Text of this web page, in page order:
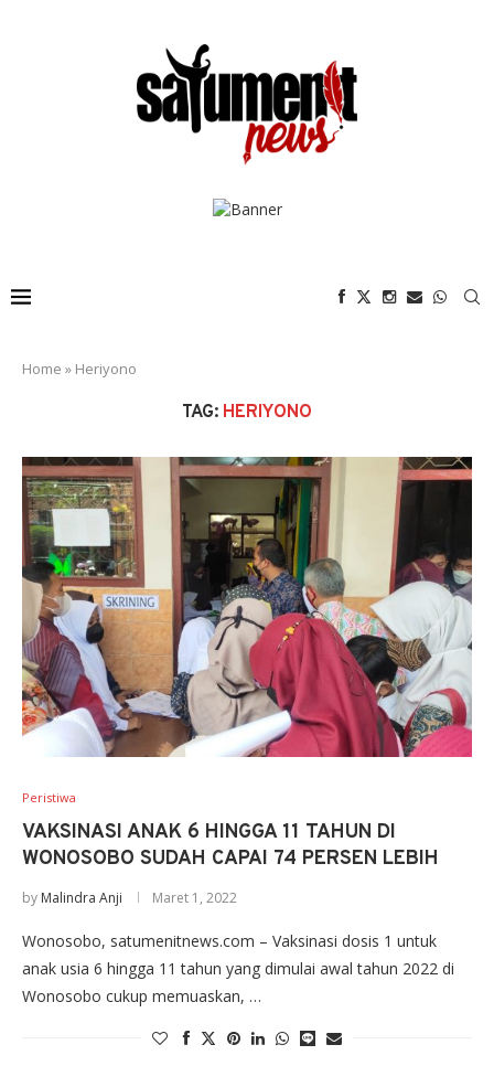
Home » Heriyono
TAG: HERIYONO
Peristiwa
VAKSINASI ANAK 6 HINGGA 11 TAHUN DI
WONOSOBO SUDAH CAPAI 74 PERSEN LEBIH
by Malindra Anji Maret 1, 2022
Wonosobo, satumenitnews.com – Vaksinasi dosis 1 untuk
anak usia 6 hingga 11 tahun yang dimulai awal tahun 2022 di
Wonosobo cukup memuaskan, …